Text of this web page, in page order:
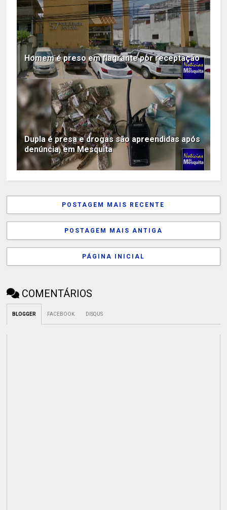
Homem é preso em flagrante por receptação
Dupla é presa e drogas são apreendidas após
denúncia, em Mesquita
POSTAGEM MAIS RECENTE
POSTAGEM MAIS ANTIGA
PÁGINA INICIAL
COMENTÁRIOS
BLOGGER FACEBOOK DISQUS